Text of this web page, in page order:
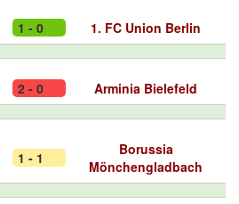
1 - 0 1. FC Union Berlin
2 - 0 Arminia Bielefeld
1 - 1
Borussia
Mönchengladbach